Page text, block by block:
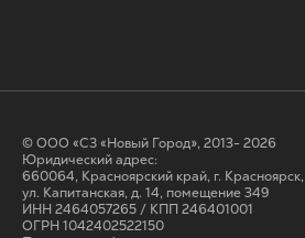
© ООО «СЗ «Новый Город», 2013- 2026
Юридический адрес:
660064, Красноярский край, г. Красноярск,
ул. Капитанская, д. 14, помещение 349
ИНН 2464057265 / КПП 246401001
ОГРН 1042402522150